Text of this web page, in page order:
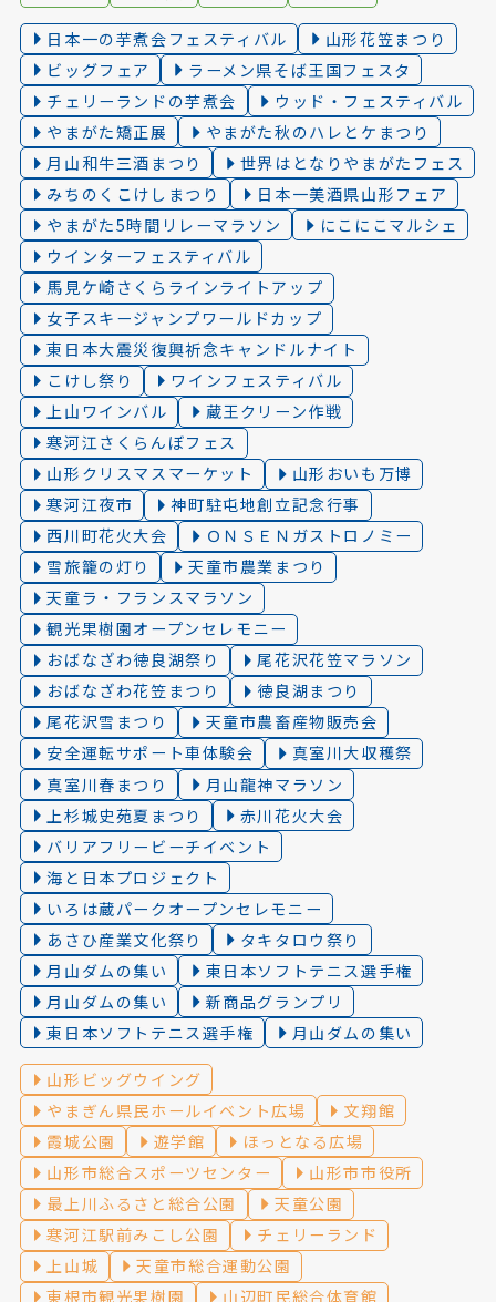
日本一の芋煮会フェスティバル
山形花笠まつり
ビッグフェア
ラーメン県そば王国フェスタ
チェリーランドの芋煮会
ウッド・フェスティバル
やまがた矯正展
やまがた秋のハレとケまつり
月山和牛三酒まつり
世界はとなりやまがたフェス
みちのくこけしまつり
日本一美酒県山形フェア
やまがた5時間リレーマラソン
にこにこマルシェ
ウインターフェスティバル
馬見ケ崎さくらラインライトアップ
女子スキージャンプワールドカップ
東日本大震災復興祈念キャンドルナイト
こけし祭り
ワインフェスティバル
上山ワインバル
蔵王クリーン作戦
寒河江さくらんぼフェス
山形クリスマスマーケット
山形おいも万博
寒河江夜市
神町駐屯地創立記念行事
西川町花火大会
ＯＮＳＥＮガストロノミー
雪旅籠の灯り️
天童市農業まつり
天童ラ・フランスマラソン
観光果樹園オープンセレモニー
おばなざわ徳良湖祭り
尾花沢花笠マラソン
おばなざわ花笠まつり
徳良湖まつり
尾花沢雪まつり
天童市農畜産物販売会
安全運転サポート車体験会
真室川大収穫祭
真室川春まつり
月山龍神マラソン
上杉城史苑夏まつり
赤川花火大会
バリアフリービーチイベント
海と日本プロジェクト
いろは蔵パークオープンセレモニー
あさひ産業文化祭り
タキタロウ祭り
月山ダムの集い
東日本ソフトテニス選手権
月山ダムの集い
新商品グランプリ
東日本ソフトテニス選手権
月山ダムの集い
山形ビッグウイング
やまぎん県民ホールイベント広場
文翔館
霞城公園
遊学館
ほっとなる広場
山形市総合スポーツセンター
山形市市役所
最上川ふるさと総合公園
天童公園
寒河江駅前みこし公園
チェリーランド
上山城
天童市総合運動公園
東根市観光果樹園
山辺町民総合体育館